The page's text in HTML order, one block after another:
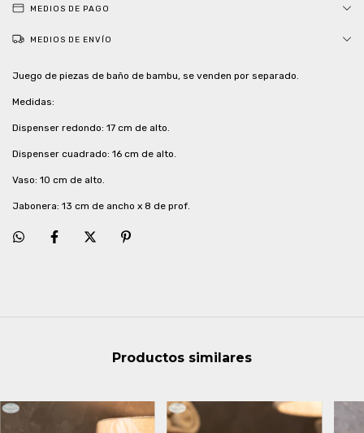
MEDIOS DE PAGO
MEDIOS DE ENVÍO
Juego de piezas de baño de bambu, se venden por separado.
Medidas:
Dispenser redondo: 17 cm de alto.
Dispenser cuadrado: 16 cm de alto.
Vaso: 10 cm de alto.
Jabonera: 13 cm de ancho x 8 de prof.
Productos similares